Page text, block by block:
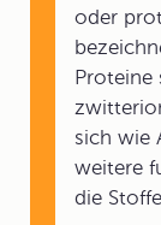
oder
Proteine
sich wie
weitere
die